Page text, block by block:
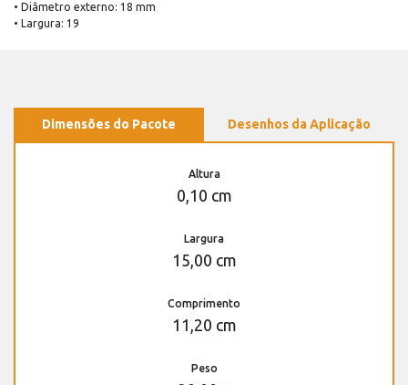
• Diâmetro externo: 18 mm
• Largura: 19
Dimensões do Pacote Desenhos da Aplicação
Altura
0,10 cm
Largura
15,00 cm
Comprimento
11,20 cm
Peso